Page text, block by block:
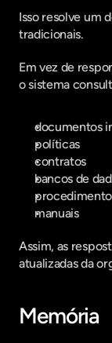
Isso resolve um
tradicionais.
Em vez de
o sistema
documentos
políticas
contratos
bancos de
manuais
Assim, as
atualizadas da
Memória